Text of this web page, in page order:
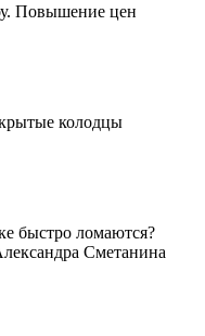
Повышение цен
колодцы
быстро ломаются?
Сметанина